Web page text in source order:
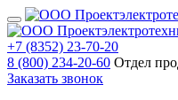
+7 (8352) 23-70-20
8 (800) 234-20-60 Отдел
Заказать звонок